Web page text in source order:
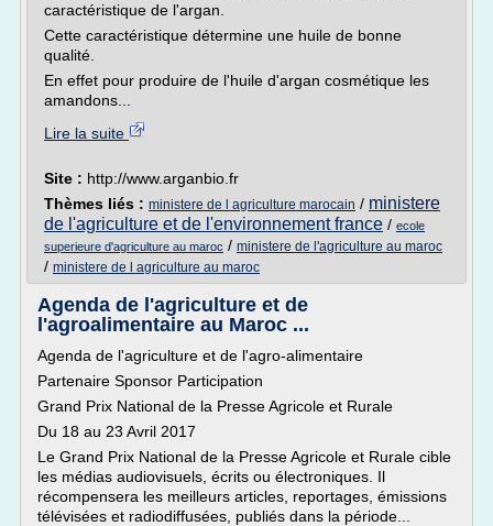
caractéristique de l'argan.
Cette caractéristique détermine une huile de bonne
qualité.
En effet pour produire de l'huile d'argan cosmétique les
amandons...
Lire la suite
Site : http://www.arganbio.fr
Thèmes liés : ministere de l agriculture marocain / ministere
de l'agriculture et de l'environnement france / ecole
superieure d'agriculture au maroc / ministere de l'agriculture au maroc
/ ministere de l agriculture au maroc
Agenda de l'agriculture et de
l'agroalimentaire au Maroc ...
Agenda de l'agriculture et de l'agro-alimentaire
Partenaire Sponsor Participation
Grand Prix National de la Presse Agricole et Rurale
Du 18 au 23 Avril 2017
Le Grand Prix National de la Presse Agricole et Rurale cible
les médias audiovisuels, écrits ou électroniques. Il
récompensera les meilleurs articles, reportages, émissions
télévisées et radiodiffusées, publiés dans la période...